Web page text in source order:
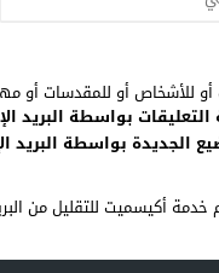
للأشخاص أو للمقدسات أو
التعليقات بواسطة البريد
الجديدة بواسطة البريد
أكيسميت للتقليل من